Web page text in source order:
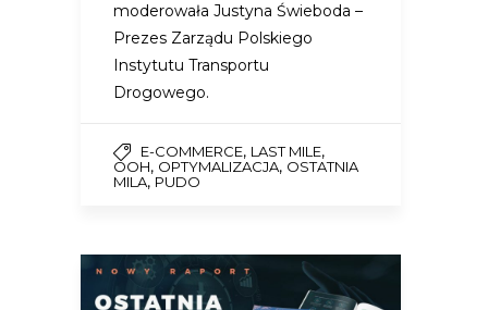
moderowała Justyna Świeboda –
Prezes Zarządu Polskiego
Instytutu Transportu
Drogowego.
E-COMMERCE, LAST MILE,
OOH, OPTYMALIZACJA, OSTATNIA
MILA, PUDO